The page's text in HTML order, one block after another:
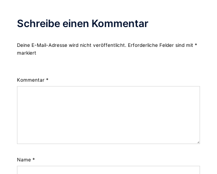
Schreibe einen Kommentar
Deine E-Mail-Adresse wird nicht veröffentlicht. Erforderliche Felder sind mit *
markiert
Kommentar *
Name *